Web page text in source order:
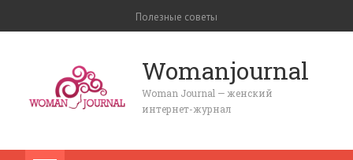
Полезные советы
Womanjournal
Woman Journal — женский
интернет-журнал